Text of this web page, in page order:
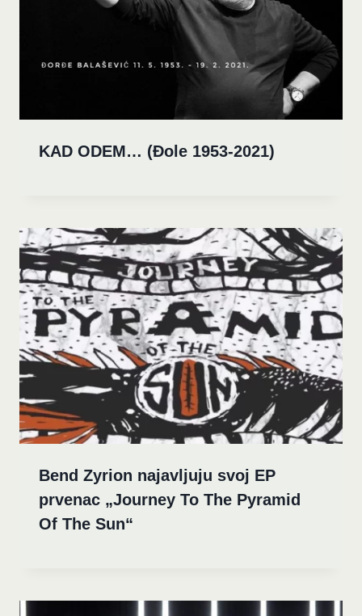
KAD ODEM… (Đole 1953-2021)
Bend Zyrion najavljuju svoj EP
prvenac „Journey To The Pyramid
Of The Sun“